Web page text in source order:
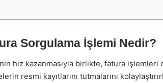
Sorgulama İşlemi Nedir?
hız kazanmasıyla birlikte, fatura işlemleri
resmi kayıtlarını tutmalarını